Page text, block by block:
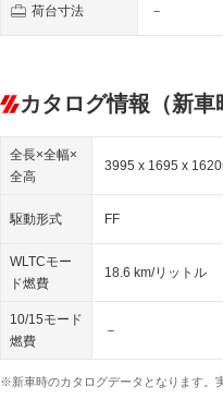
荷台寸法 －
カタログ情報（新車
全長×全幅×
全高
3995 x 1695 x
駆動形式 FF
WLTCモー
ド燃費
18.6 km/リットル
10/15モード
燃費
－
※新車時のカタログデータとなります。